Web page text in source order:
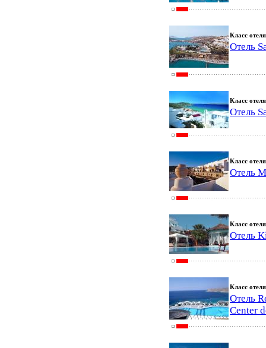
Класс
Отель
Класс
Отель
Класс
Отель
Класс
Отель
Класс
Отель
Center